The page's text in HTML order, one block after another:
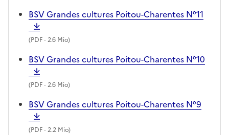
BSV Grandes cultures Poitou-Charentes N°11
(PDF- 2.6 Mio)
BSV Grandes cultures Poitou-Charentes N°10
(PDF- 2.6 Mio)
BSV Grandes cultures Poitou-Charentes N°9
(PDF- 2.2 Mio)